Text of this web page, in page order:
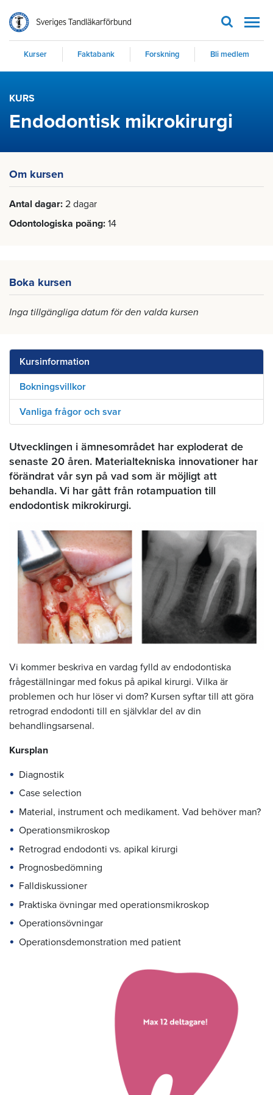
Kurser Faktabank Forskning Bli medlem
KURS
Endodontisk mikrokirurgi
Om kursen
Antal dagar 2 dagar
Odontologiska poäng 14
Boka kursen
Inga tillgängliga datum för den valda kursen
Kursinformation
Bokningsvillkor
Vanliga frågor och svar
Utvecklingen i ämnesområdet har exploderat de
senaste 20 åren. Materialtekniska innovationer har
förändrat vår syn på vad som är möjligt att
behandla. Vi har gått från rotampuation till
endodontisk mikrokirurgi.
Vi kommer beskriva en vardag fylld av endodontiska
frågeställningar med fokus på apikal kirurgi. Vilka är
problemen och hur löser vi dom? Kursen syftar till att göra
retrograd endodonti till en självklar del av din
behandlingsarsenal.
Kursplan
Diagnostik
Case selection
Material, instrument och medikament. Vad behöver man?
Operationsmikroskop
Retrograd endodonti vs. apikal kirurgi
Prognosbedömning
Falldiskussioner
Praktiska övningar med operationsmikroskop
Operationsövningar
Operationsdemonstration med patient